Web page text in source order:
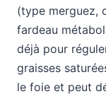
(type merguez,
fardeau
déjà pour
graisses
le foie et peut